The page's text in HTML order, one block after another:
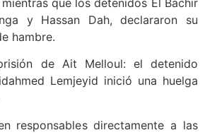
y Hassan Dah, declararon su
hambre.
de Ait Melloul: el detenido
Lemjeyid inició una huelga
responsables directamente a las